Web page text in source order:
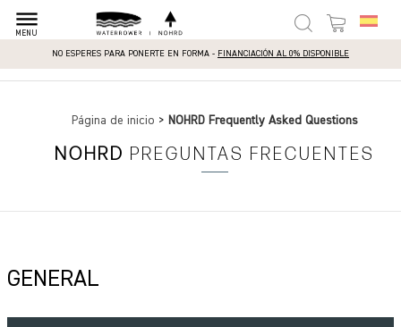
dehaze
MENU
NO ESPERES PARA PONERTE EN FORMA - FINANCIACIÓN AL 0% DISPONIBLE
Página de inicio > NOHRD Frequently Asked Questions
NOHRD PREGUNTAS FRECUENTES
GENERAL